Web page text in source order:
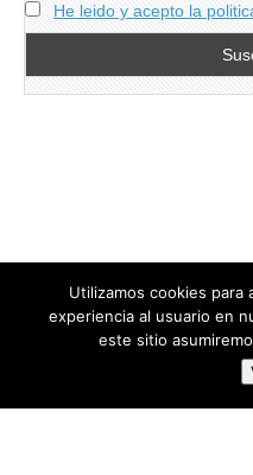
He leido y acepto la
Diseñado por Centro
Utilizamos cookies para
experiencia al usuario en
este sitio